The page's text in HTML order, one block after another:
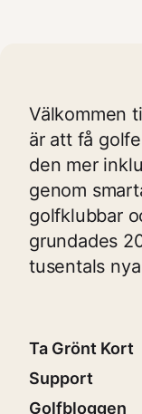
Välkommen
är att få
den mer
genom
golfklubbar
grundades
tusentals
Ta Grönt Kort
Support
Golfbloggen